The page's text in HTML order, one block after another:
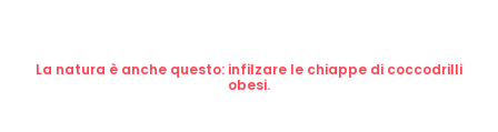
La natura è anche questo: infilzare le chiappe di coccodrilli
obesi.